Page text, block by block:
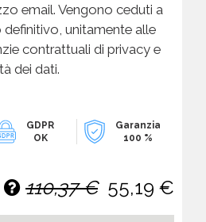
email. Vengono ceduti a
unitamente alle
contrattuali di privacy e
dei dati.
GDPR
OK
Garanzia
100 %
110,37 € 55,19 €